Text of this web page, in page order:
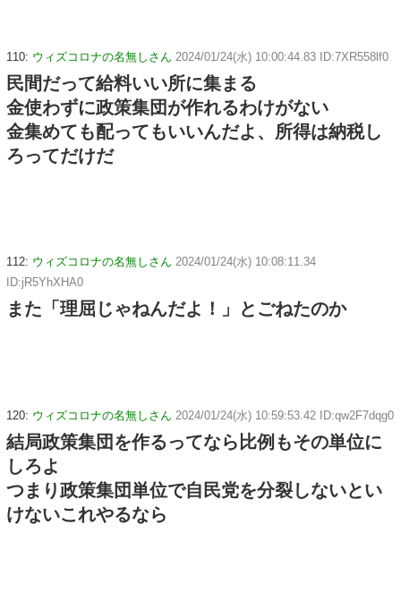
110: ウィズコロナの名無しさん 2024/01/24(水) 10:00:44.83 ID:7XR558lf0
民間だって給料いい所に集まる
金使わずに政策集団が作れるわけがない
金集めても配ってもいいんだよ、所得は納税し
ろってだけだ
112: ウィズコロナの名無しさん 2024/01/24(水) 10:08:11.34
ID:jR5YhXHA0
また「理屈じゃねんだよ！」とごねたのか
120: ウィズコロナの名無しさん 2024/01/24(水) 10:59:53.42 ID:qw2F7dqg0
結局政策集団を作るってなら比例もその単位に
しろよ
つまり政策集団単位で自民党を分裂しないとい
けないこれやるなら